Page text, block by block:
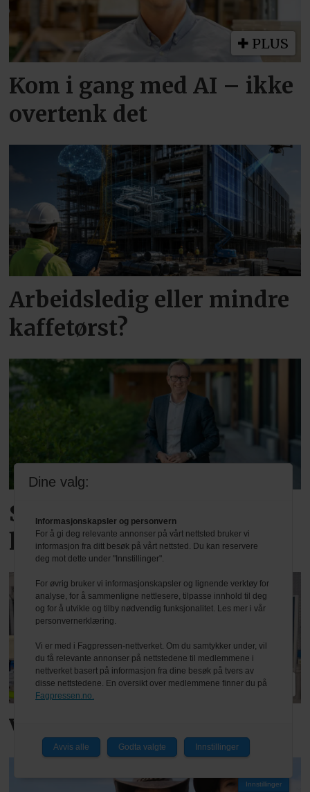
PLUS
Kom i gang med AI – ikke
overtenk det
Arbeidsledig eller mindre
kaffetørst?
Styrket ordrereserve i et
krevende marked
PLUS
Vil være i front på AI
Innstillinger
Dine valg:
Informasjonskapsler og personvern
For å gi deg relevante annonser på vårt nettsted bruker vi
informasjon fra ditt besøk på vårt nettsted. Du kan reservere
deg mot dette under "Innstillinger".
For øvrig bruker vi informasjonskapsler og lignende verktøy for
analyse, for å sammenligne nettlesere, tilpasse innhold til deg
og for å utvikle og tilby nødvendig funksjonalitet. Les mer i vår
personvernerklæring.
Vi er med i Fagpressen-nettverket. Om du samtykker under, vil
du få relevante annonser på nettstedene til medlemmene i
nettverket basert på informasjon fra dine besøk på tvers av
disse nettstedene. En oversikt over medlemmene finner du på
Fagpressen.no.
Avvis alle Godta valgte Innstillinger